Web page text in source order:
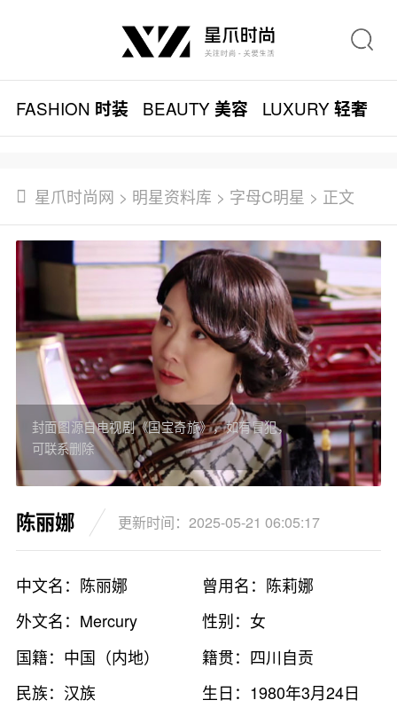
FASHION 时装 BEAUTY美容 LUXURY轻奢
星爪时尚网 > 明星资料库 > 字母C明星 > 正文
封面图源自电视剧《国宝奇旅》，如有冒犯，
可联系删除
陈丽娜 更新时间：2025-05-21 06:05:17
中文名：陈丽娜
曾用名：陈莉娜
外文名：Mercury
性别：女
国籍：中国（内地）
籍贯：四川自贡
民族：汉族
生日：1980年3月24日